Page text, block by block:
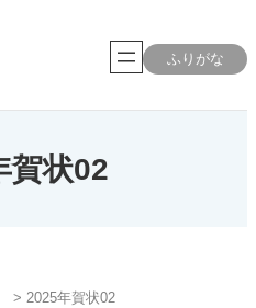
ふりがな
賀状02
> 2025年賀状02